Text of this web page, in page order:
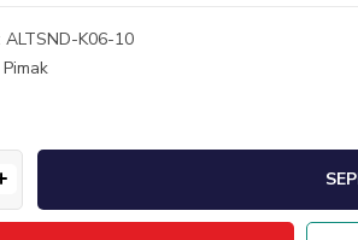
ALTSND-K06-10
Pimak